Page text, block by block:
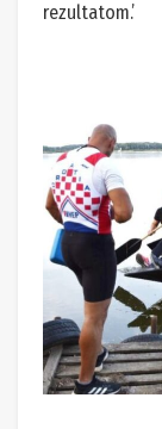
rezultatom.’